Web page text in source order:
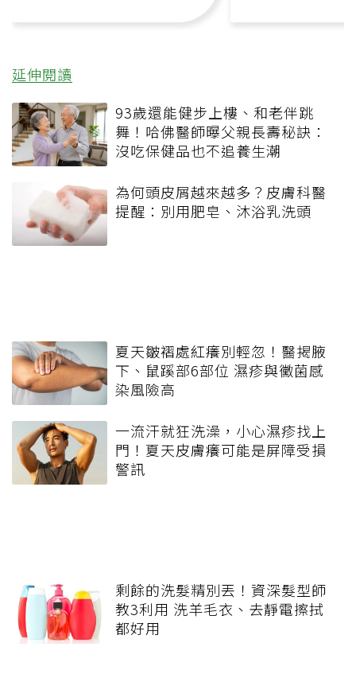
延伸閱讀
93歲還能健步上樓、和老伴跳
舞！哈佛醫師曝父親長壽秘訣：
沒吃保健品也不追養生潮
為何頭皮屑越來越多？皮膚科醫
提醒：別用肥皂、沐浴乳洗頭
夏天皺褶處紅癢別輕忽！醫揭腋
下、鼠蹊部6部位 濕疹與黴菌感
染風險高
一流汗就狂洗澡，小心濕疹找上
門！夏天皮膚癢可能是屏障受損
警訊
剩餘的洗髮精別丟！資深髮型師
教3利用 洗羊毛衣、去靜電擦拭
都好用